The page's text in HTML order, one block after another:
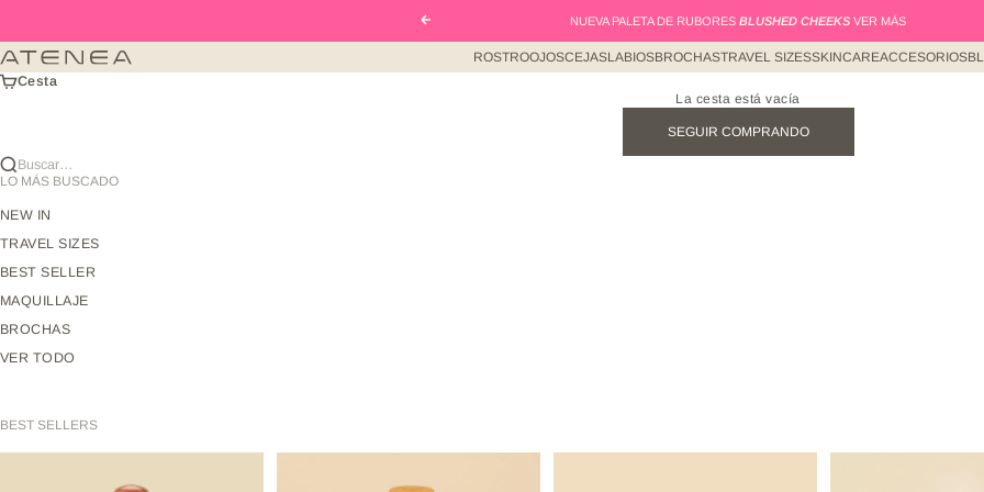
Anterior
NUEVA PALETA DE RUBORES BLUSHED CHEEKS VER MÁS
Atenea Beauty mx ROSTROOJOSCEJASLABIOSBROCHASTRAVEL SIZESSKINCAREACCESORIOS
Cesta
La cesta está vacía
SEGUIR COMPRANDO
Buscar…
LO MÁS BUSCADO
NEW IN
TRAVEL SIZES
BEST SELLER
MAQUILLAJE
BROCHAS
VER TODO
BEST SELLERS